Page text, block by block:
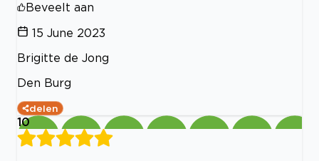
Beveelt aan
15 June 2023
Brigitte de Jong
Den Burg
delen
10